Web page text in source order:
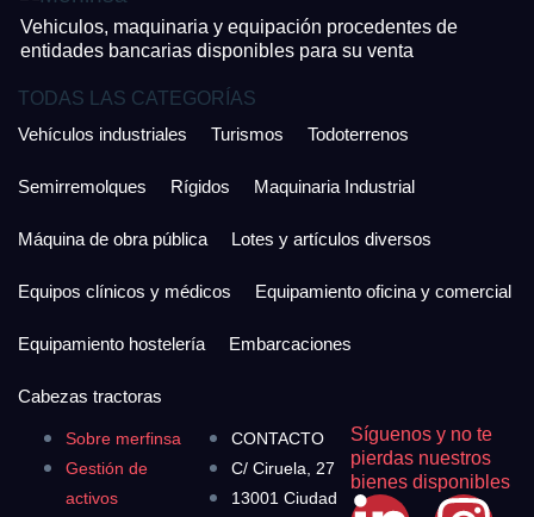
Vehiculos, maquinaria y equipación procedentes de
entidades bancarias disponibles para su venta
Sobre merfinsa
Gestión de
activos
CONTACTO
C/ Ciruela, 27
13001 Ciudad
Síguenos y no te
pierdas nuestros
bienes disponibles
TODAS LAS CATEGORÍAS
Vehículos industriales
Turismos Todoterrenos
Semirremolques Rígidos Maquinaria Industrial
Máquina de obra pública Lotes y artículos diversos
Equipos clínicos y médicos Equipamiento oficina y comercial
Equipamiento hostelería Embarcaciones
Cabezas tractoras